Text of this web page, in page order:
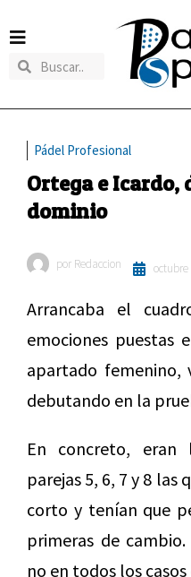
Pádel Profesional
Ortega e Icardo,
dominio
por Redaccion octubre
Arrancaba el
emociones puestas
apartado femenino,
debutando en la
En concreto, eran
parejas 5, 6, 7 y 8 las
corto y tenían que
primeras de
no en todos los